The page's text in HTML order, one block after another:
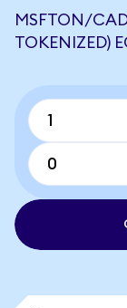
MSFTON/
TOKENIZED)